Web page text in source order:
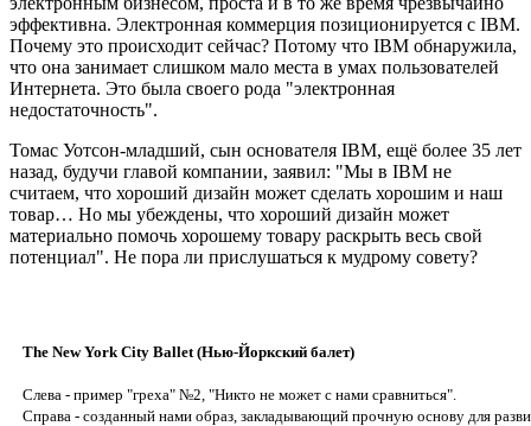
эффективна. Электронная коммерция позиционируется с IBM.
Почему это происходит сейчас? Потому что IBM обнаружила,
что она занимает слишком мало места в умах пользователей
Интернета. Это была своего рода "электронная
недостаточность".
Томас Уотсон-младший, сын основателя IBM, ещё более 35 лет
назад, будучи главой компании, заявил: "Мы в IBM не
считаем, что хороший дизайн может сделать хорошим и наш
товар… Но мы убеждены, что хороший дизайн может
материально помочь хорошему товару раскрыть весь свой
потенциал". Не пора ли прислушаться к мудрому совету?
The New York City Ballet (Нью-Йоркский балет)
Слева - пример "греха" №2, "Никто не может с нами сравниться".
Справа - созданный нами образ, закладывающий прочную основу для